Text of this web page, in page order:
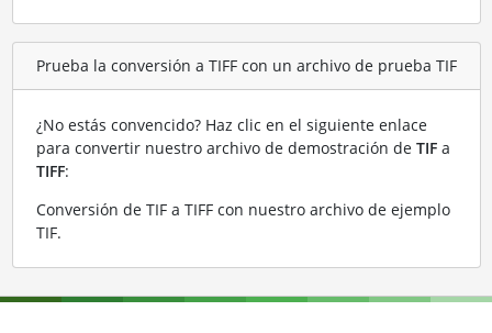
Prueba la conversión a TIFF con un archivo de prueba TIF
¿No estás convencido? Haz clic en el siguiente enlace
para convertir nuestro archivo de demostración de TIFa
TIFF:
Conversión de TIF a TIFF con nuestro archivo de ejemplo
TIF.